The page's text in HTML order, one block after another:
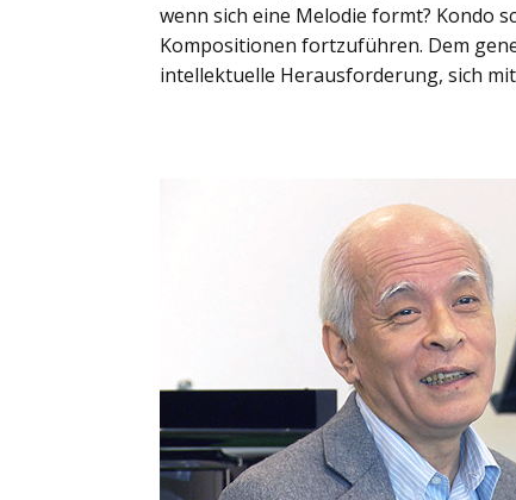
wenn sich eine Melodie formt? Kondo
Kompositionen fortzuführen. Dem
intellektuelle Herausforderung, sich